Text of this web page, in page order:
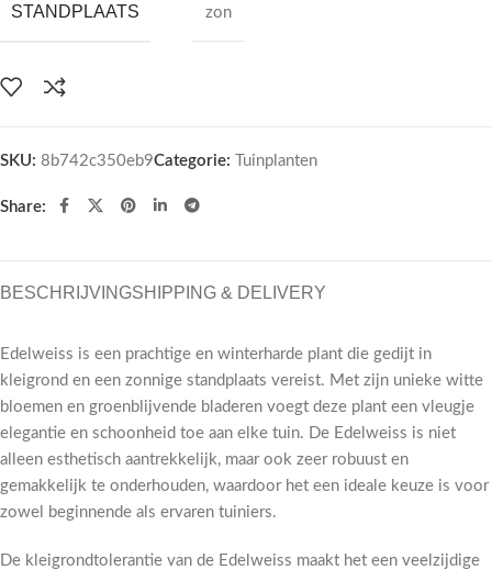
STANDPLAATS zon
SKU: 8b742c350eb9Categorie: Tuinplanten
Share:
BESCHRIJVINGSHIPPING & DELIVERY
Edelweiss is een prachtige en winterharde plant die gedijt in
kleigrond en een zonnige standplaats vereist. Met zijn unieke witte
bloemen en groenblijvende bladeren voegt deze plant een vleugje
elegantie en schoonheid toe aan elke tuin. De Edelweiss is niet
alleen esthetisch aantrekkelijk, maar ook zeer robuust en
gemakkelijk te onderhouden, waardoor het een ideale keuze is voor
zowel beginnende als ervaren tuiniers.
De kleigrondtolerantie van de Edelweiss maakt het een veelzijdige